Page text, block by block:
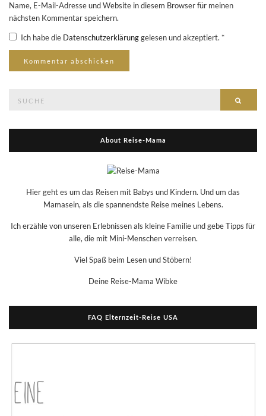
Name, E-Mail-Adresse und Website in diesem Browser für meinen
nächsten Kommentar speichern.
Ich habe die Datenschutzerklärunggelesen und akzeptiert. *
About Reise-Mama
Hier geht es um das Reisen mit Babys und Kindern. Und um das
Mamasein, als die spannendste Reise meines Lebens.
Ich erzähle von unseren Erlebnissen als kleine Familie und gebe Tipps für
alle, die mit Mini-Menschen verreisen.
Viel Spaß beim Lesen und Stöbern!
Deine Reise-Mama Wibke
FAQ Elternzeit-Reise USA